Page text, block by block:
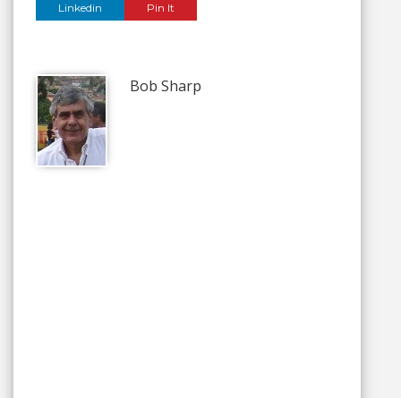
Linkedin Pin It
Bob Sharp